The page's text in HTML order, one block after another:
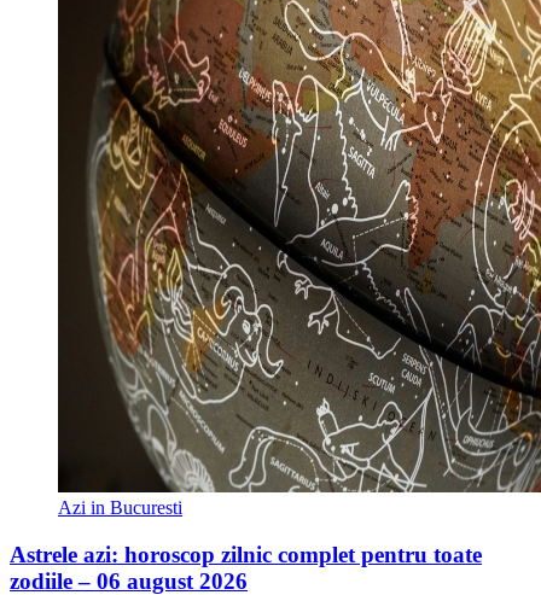
Azi in Bucuresti
Astrele azi: horoscop zilnic complet pentru toate
zodiile – 06 august 2026